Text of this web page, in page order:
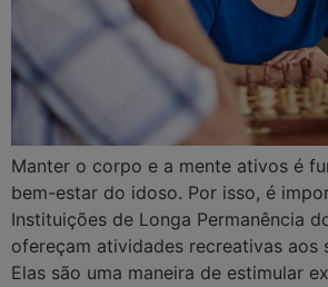
Manter o corpo e a mente ativos é
bem-estar do idoso. Por isso, é
Instituições de Longa Permanência
ofereçam atividades recreativas aos
Elas são uma maneira de estimular